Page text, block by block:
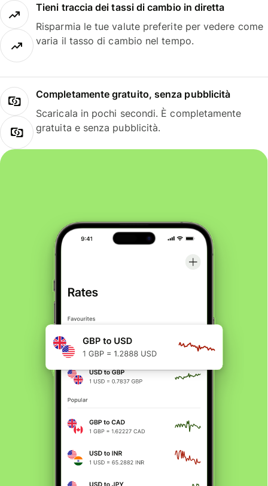
Tieni traccia dei tassi di cambio in diretta
Risparmia le tue valute preferite per vedere come
varia il tasso di cambio nel tempo.
Completamente gratuito, senza pubblicità
Scaricala in pochi secondi. È completamente
gratuita e senza pubblicità.